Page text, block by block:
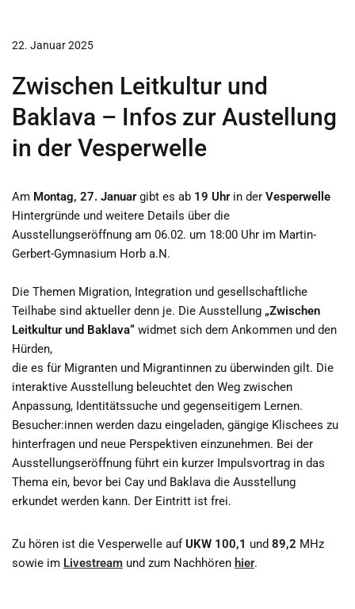
22. Januar 2025
Zwischen Leitkultur und
Baklava – Infos zur Austellung
in der Vesperwelle
Am Montag, 27. Januargibt es ab 19 Uhrin der Vesperwelle
Hintergründe und weitere Details über die
Ausstellungseröffnung am 06.02. um 18:00 Uhr im Martin-
Gerbert-Gymnasium Horb a.N.
Die Themen Migration, Integration und gesellschaftliche
Teilhabe sind aktueller denn je. Die Ausstellung „Zwischen
Leitkultur und Baklava“ widmet sich dem Ankommen und den
Hürden,
die es für Migranten und Migrantinnen zu überwinden gilt. Die
interaktive Ausstellung beleuchtet den Weg zwischen
Anpassung, Identitätssuche und gegenseitigem Lernen.
Besucher:innen werden dazu eingeladen, gängige Klischees zu
hinterfragen und neue Perspektiven einzunehmen. Bei der
Ausstellungseröffnung führt ein kurzer Impulsvortrag in das
Thema ein, bevor bei Cay und Baklava die Ausstellung
erkundet werden kann. Der Eintritt ist frei.
Zu hören ist die Vesperwelle auf UKW 100,1 und 89,2 MHz
sowie im Livestream und zum Nachhören hier.